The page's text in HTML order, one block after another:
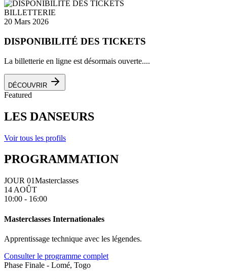
BILLETTERIE
20 Mars 2026
DISPONIBILITÉ DES TICKETS
La billetterie en ligne est désormais ouverte....
DÉCOUVRIR
Featured
LES DANSEURS
Voir tous les profils
PROGRAMMATION
JOUR 01Masterclasses
14 AOÛT
10:00 - 16:00
Masterclasses Internationales
Apprentissage technique avec les légendes.
Consulter le programme complet
Phase Finale - Lomé, Togo